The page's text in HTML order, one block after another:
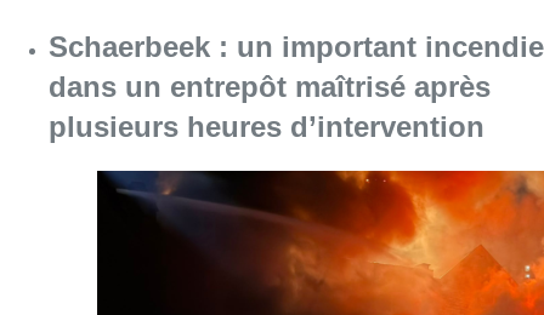
Schaerbeek : un important incendie
dans un entrepôt maîtrisé après
plusieurs heures d’intervention